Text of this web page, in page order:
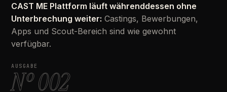
CAST ME Plattform läuft währenddessen ohne
Unterbrechung weiter: Castings, Bewerbungen,
Apps und Scout-Bereich sind wie gewohnt
verfügbar.
AUSGABE
Nº 002